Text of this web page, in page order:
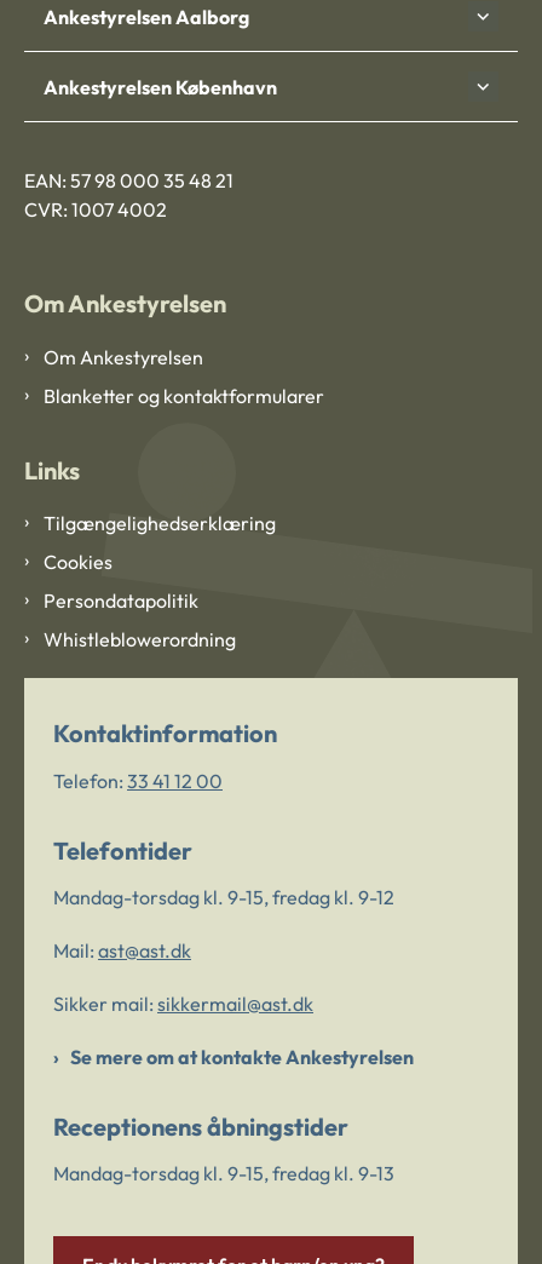
Ankestyrelsen Aalborg
Ankestyrelsen København
EAN: 57 98 000 35 48 21
CVR: 1007 4002
Om Ankestyrelsen
Om Ankestyrelsen
Blanketter og kontaktformularer
Links
Tilgængelighedserklæring
Cookies
Persondatapolitik
Whistleblowerordning
Kontaktinformation
Telefon: 33 41 12 00
Telefontider
Mandag-torsdag kl. 9-15, fredag kl. 9-12
Mail: ast@ast.dk
Sikker mail: sikkermail@ast.dk
Se mere om at kontakte Ankestyrelsen
Receptionens åbningstider
Mandag-torsdag kl. 9-15, fredag kl. 9-13